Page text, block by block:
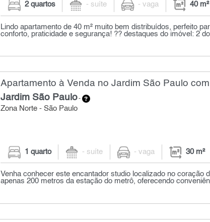
2 quartos - suíte - vaga 40 m²
Lindo apartamento de 40 m² muito bem distribuídos, perfeito
conforto, praticidade e segurança! ?? destaques do imóvel: 2
Apartamento à Venda no Jardim São Paulo
Jardim São Paulo-
Zona Norte - São Paulo
1 quarto - suíte - vaga 30 m²
Venha conhecer este encantador studio localizado no coração
apenas 200 metros da estação do metrô, oferecendo